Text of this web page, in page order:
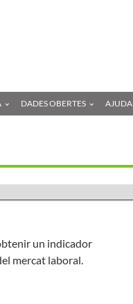
DADES OBERTES AJUDA
un indicador
mercat laboral.